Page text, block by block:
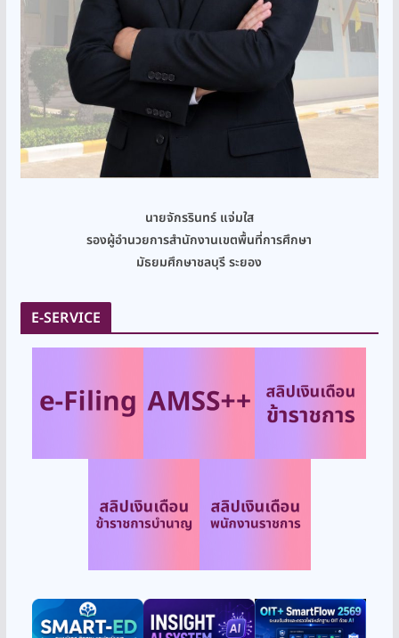
นายจักรรินทร์ แจ่มใส
รองผู้อำนวยการสำนักงานเขตพื้นที่การศึกษา
มัธยมศึกษาชลบุรี ระยอง
E-SERVICE